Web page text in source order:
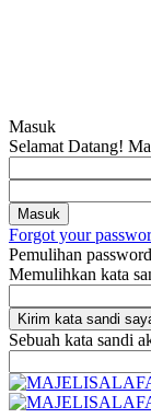
Masuk
Selamat Datang!
Forgot your
Pemulihan password
Memulihkan kata
Sebuah kata sandi